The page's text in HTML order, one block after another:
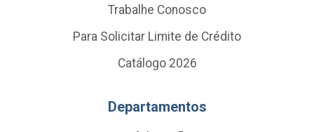
Trabalhe Conosco
Para Solicitar Limite de Crédito
Catálogo 2026
Departamentos